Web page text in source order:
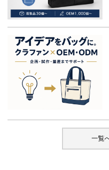
一覧